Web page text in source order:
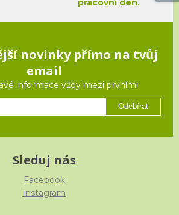
novinky přímo na tvůj
email
informace vždy mezi prvními
Odebírat
Sleduj nás
Facebook
Instagram